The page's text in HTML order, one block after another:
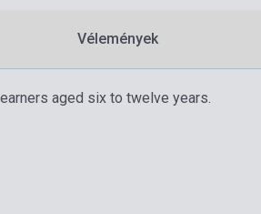
Vélemények
aged six to twelve years.